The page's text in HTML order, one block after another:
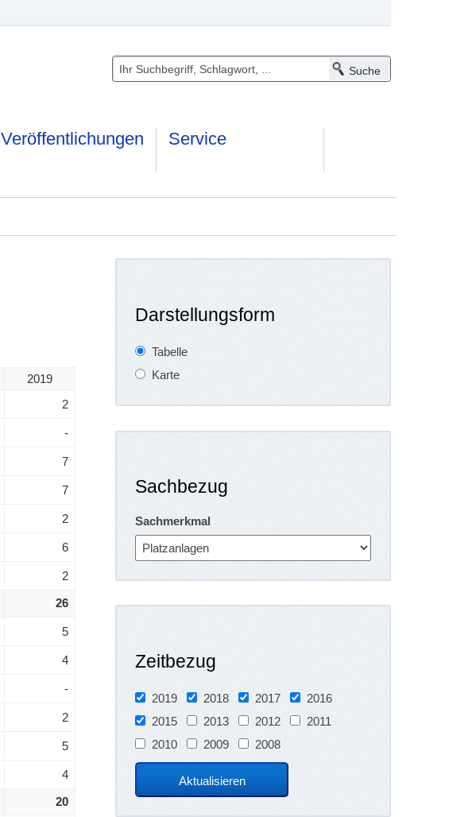
Veröffentlichungen Service
2019
2
-
7
7
2
6
2
26
5
4
-
2
5
4
20
Darstellungsform
Tabelle
Karte
Sachbezug
Sachmerkmal
Zeitbezug
2019 2018 2017
2016
2015
2013 2012
2011
2010
2009 2008